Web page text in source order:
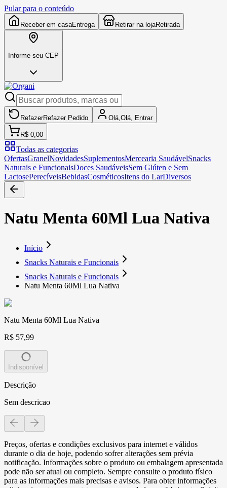
Pular para o conteúdo
Receber em casaEntrega Retirar na lojaRetirada
Informe seu CEP
RefazerRefazer Pedido Olá, Olá, Entrar
R$ 0,00
Todas as categorias
OfertasGranelNovidadesSuplementosMercearia SaudávelSnacks
Naturais e FuncionaisDoces SaudáveisSem Glúten e Sem
LactosePerecíveisBebidasCosméticosItens do LarDiversos
Natu Menta 60Ml Lua Nativa
Início
Snacks Naturais e Funcionais
Snacks Naturais e Funcionais
Natu Menta 60Ml Lua Nativa
Natu Menta 60Ml Lua Nativa
R$ 57,99
Indisponível
Descrição
Sem descricao
Preços, ofertas e condições exclusivos para internet e válidos
durante o dia de hoje, podendo sofrer alterações sem prévia
notificação. Informações sobre o produto ou embalagem apresentada
pode não ser atual ou completo. Sempre consulte o produto físico
para as informações mais precisas e avisos. Para obter informações